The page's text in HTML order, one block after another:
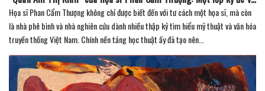
Họa sĩ Phan Cẩm Thượng không chỉ được biết đến với tư cách một họa sĩ, mà còn
là nhà phê bình và nhà nghiên cứu dành nhiều thập kỷ tìm hiểu mỹ thuật và văn hóa
truyền thống Việt Nam. Chính nền tảng học thuật ấy đã tạo nên...